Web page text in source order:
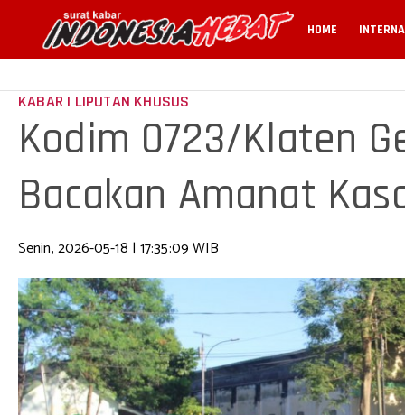
HOME
KABAR | LIPUTAN KHUSUS
Kodim 0723/Klaten
Bacakan Amanat
Senin, 2026-05-18 | 17:35:09 WIB